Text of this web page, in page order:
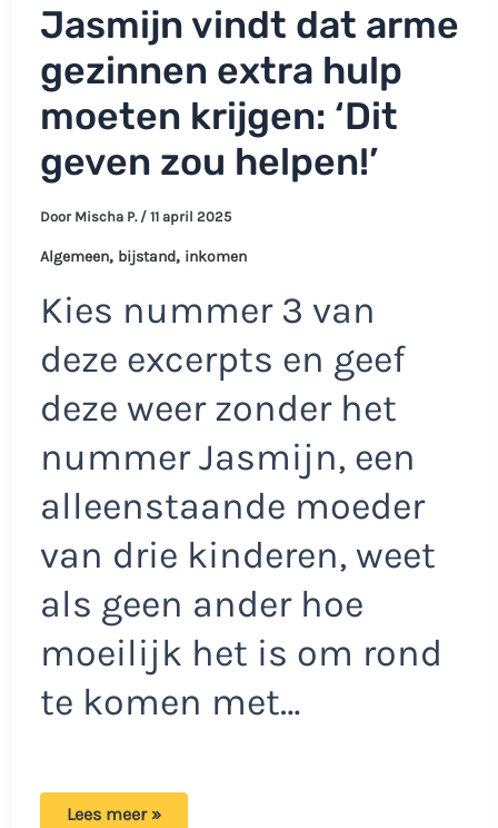
Jasmijn vindt dat arme
gezinnen extra hulp
moeten krijgen: ‘Dit
geven zou helpen!’
Door Mischa P. / 11 april 2025
Algemeen, bijstand, inkomen
Kies nummer 3 van
deze excerpts en geef
deze weer zonder het
nummer Jasmijn, een
alleenstaande moeder
van drie kinderen, weet
als geen ander hoe
moeilijk het is om rond
te komen met…
Jasmijn
Lees meer »